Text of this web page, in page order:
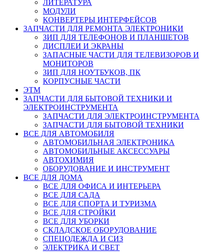
ЛИТЕРАТУРА
МОДУЛИ
КОНВЕРТЕРЫ ИНТЕРФЕЙСОВ
ЗАПЧАСТИ ДЛЯ РЕМОНТА ЭЛЕКТРОНИКИ
ЗИП ДЛЯ ТЕЛЕФОНОВ И ПЛАНШЕТОВ
ДИСПЛЕИ И ЭКРАНЫ
ЗАПАСНЫЕ ЧАСТИ ДЛЯ ТЕЛЕВИЗОРОВ И
МОНИТОРОВ
ЗИП ДЛЯ НОУТБУКОВ, ПК
КОРПУСНЫЕ ЧАСТИ
ЭТМ
ЗАПЧАСТИ ДЛЯ БЫТОВОЙ ТЕХНИКИ И
ЭЛЕКТРОИНСТРУМЕНТА
ЗАПЧАСТИ ДЛЯ ЭЛЕКТРОИНСТРУМЕНТА
ЗАПЧАСТИ ДЛЯ БЫТОВОЙ ТЕХНИКИ
ВСЕ ДЛЯ АВТОМОБИЛЯ
АВТОМОБИЛЬНАЯ ЭЛЕКТРОНИКА
АВТОМОБИЛЬНЫЕ АКСЕССУАРЫ
АВТОХИМИЯ
ОБОРУДОВАНИЕ И ИНСТРУМЕНТ
ВСЕ ДЛЯ ДОМА
ВСЕ ДЛЯ ОФИСА И ИНТЕРЬЕРА
ВСЕ ДЛЯ САДА
ВСЕ ДЛЯ СПОРТА И ТУРИЗМА
ВСЕ ДЛЯ СТРОЙКИ
ВСЕ ДЛЯ УБОРКИ
СКЛАДСКОЕ ОБОРУДОВАНИЕ
СПЕЦОДЕЖДА И СИЗ
ЭЛЕКТРИКА И СВЕТ